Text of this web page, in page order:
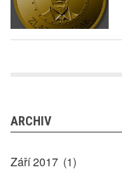
ARCHIV
Září 2017 (1)